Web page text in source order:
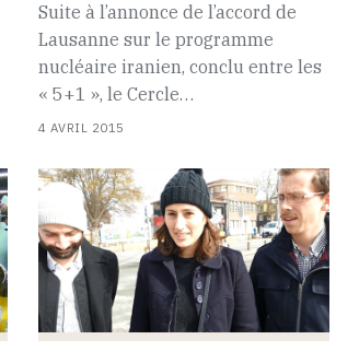
Suite à l’annonce de l’accord de
Lausanne sur le programme
nucléaire iranien, conclu entre les
« 5+1 », le Cercle…
4 AVRIL 2015